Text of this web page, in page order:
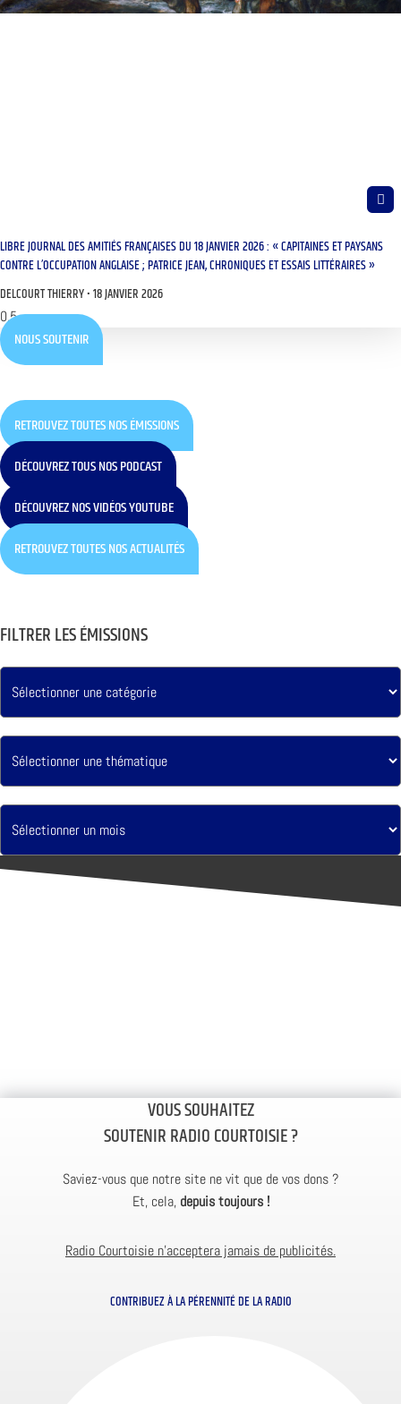
LIBRE JOURNAL DES AMITIÉS FRANÇAISES DU 18 JANVIER 2026 : « CAPITAINES ET PAYSANS
CONTRE L’OCCUPATION ANGLAISE ; PATRICE JEAN, CHRONIQUES ET ESSAIS LITTÉRAIRES »
DELCOURT THIERRY 18 JANVIER 2026
NOUS SOUTENIR
RETROUVEZ TOUTES NOS ÉMISSIONS
DÉCOUVREZ TOUS NOS PODCAST
DÉCOUVREZ NOS VIDÉOS YOUTUBE
RETROUVEZ TOUTES NOS ACTUALITÉS
FILTRER LES ÉMISSIONS
VOUS SOUHAITEZ
SOUTENIR RADIO COURTOISIE ?
Saviez-vous que notre site ne vit que de vos dons ?
Et, cela, depuis toujours !
Radio Courtoisie n’acceptera jamais de publicités.
CONTRIBUEZ À LA PÉRENNITÉ DE LA RADIO